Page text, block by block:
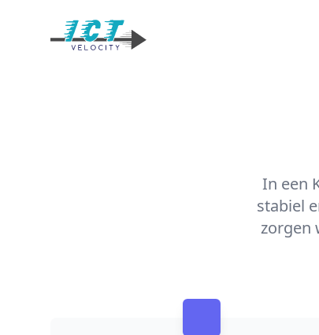
Your Company
In een
stabiel
zorgen